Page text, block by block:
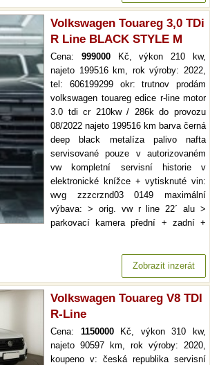
Volkswagen Touareg 3,0 TDi
R Line BLACK STYLE M
Cena: 999000Kč, výkon 210 kw,
najeto 199516 km, rok výroby: 2022,
tel: 606199299 okr: trutnov prodám
volkswagen touareg edice r-line motor
3.0 tdi cr 210kw / 286k do provozu
08/2022 najeto 199516 km barva černá
deep black metalíza palivo nafta
servisované pouze v autorizovaném
vw kompletní servisní historie v
elektronické knížce + vytisknuté vin:
wvg zzzcrznd03 0149 maximální
výbava: > orig. vw r line 22´ alu >
parkovací kamera přední + zadní +
Zobrazit inzerát
Volkswagen Touareg V8 TDI
R-Line
Cena: 1150000Kč, výkon 310 kw,
najeto 90597 km, rok výroby: 2020,
koupeno v: česká republika servisní